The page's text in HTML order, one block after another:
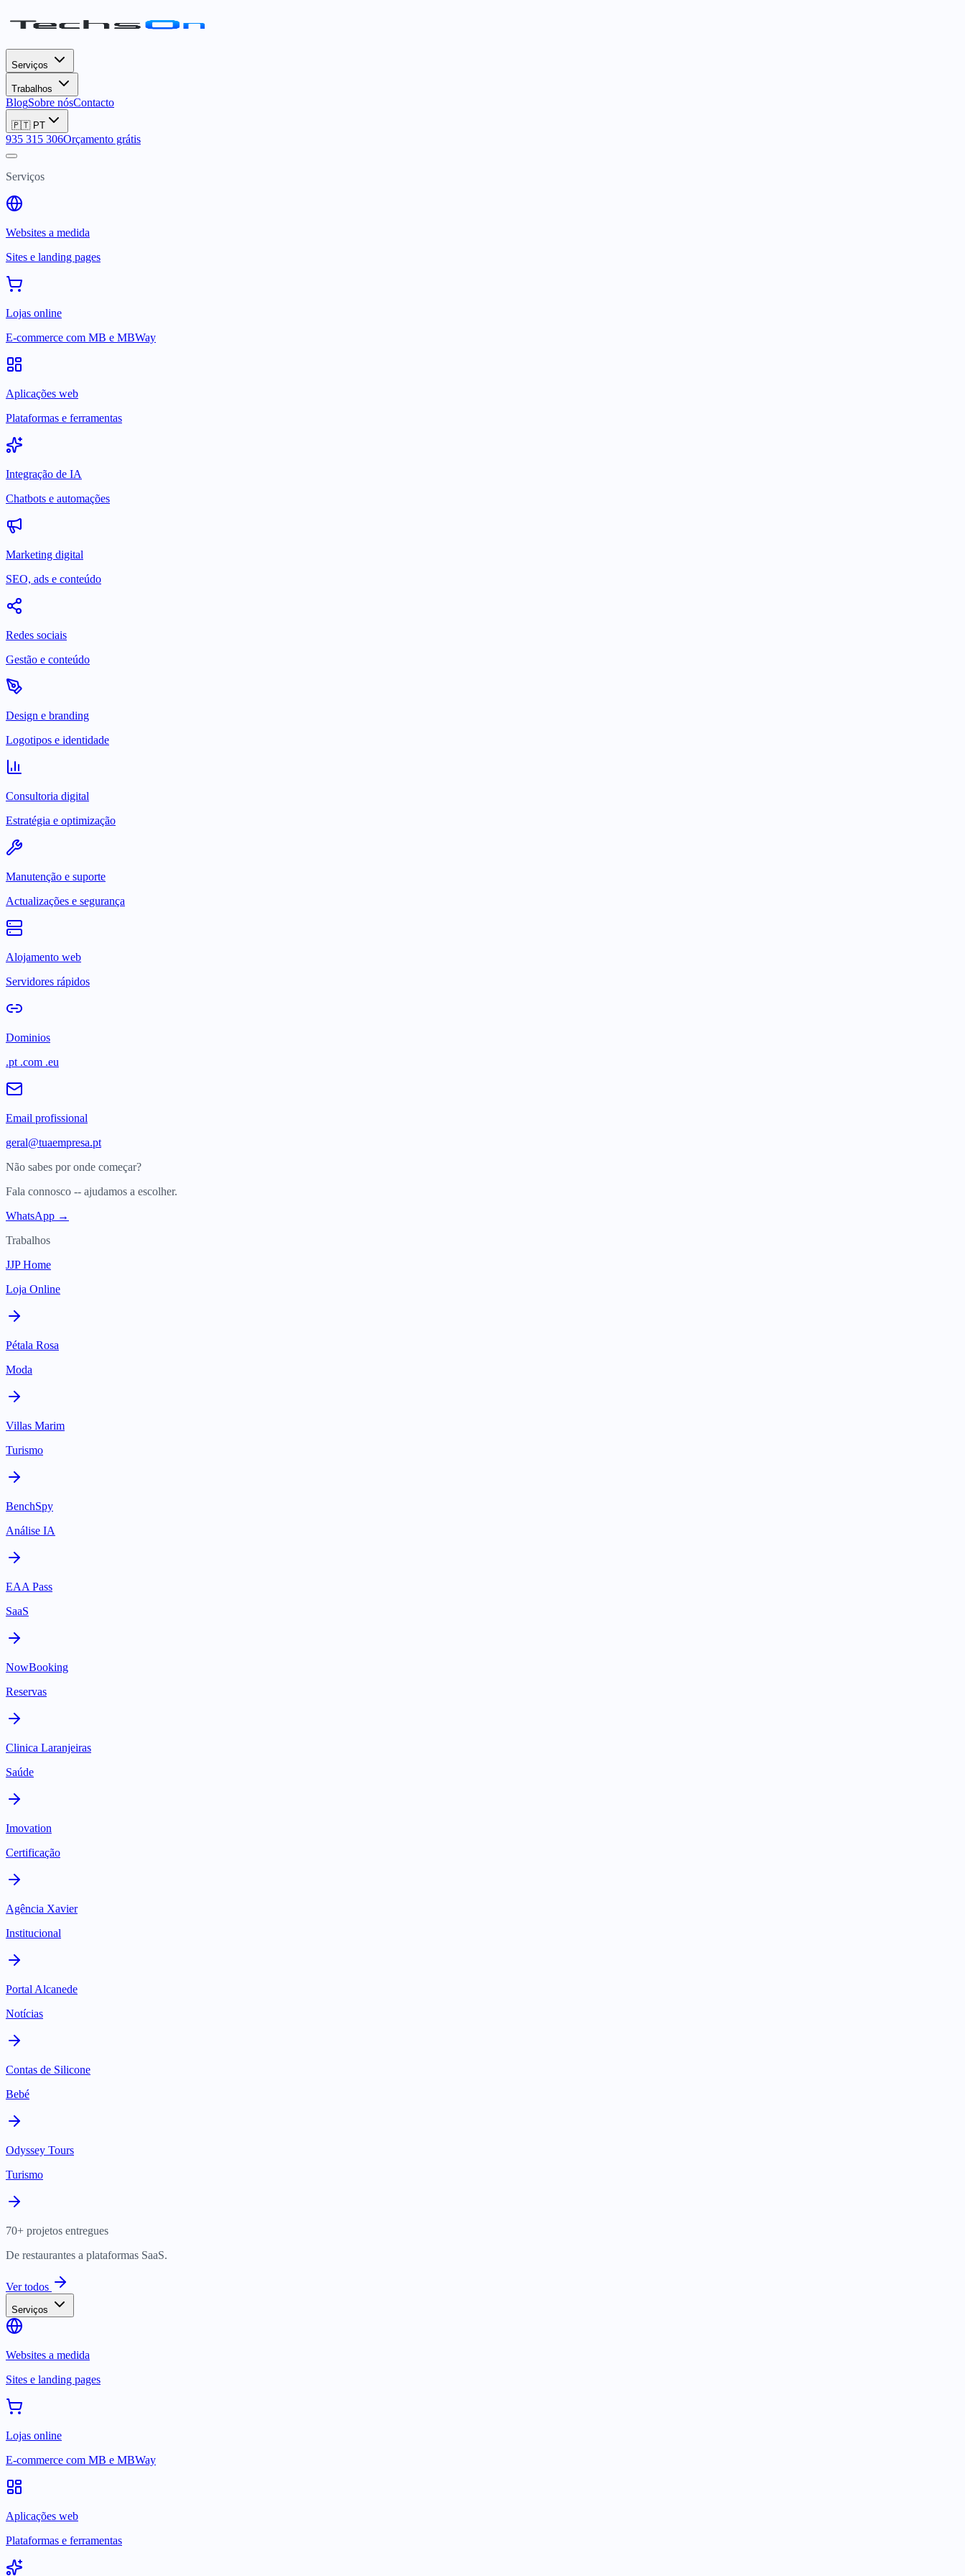
Serviços
Trabalhos
BlogSobre nósContacto
🇵🇹 PT
935 315 306Orçamento grátis
Serviços
Websites a medida
Sites e landing pages
Lojas online
E-commerce com MB e MBWay
Aplicações web
Plataformas e ferramentas
Integração de IA
Chatbots e automações
Marketing digital
SEO, ads e conteúdo
Redes sociais
Gestão e conteúdo
Design e branding
Logotipos e identidade
Consultoria digital
Estratégia e optimização
Manutenção e suporte
Actualizações e segurança
Alojamento web
Servidores rápidos
Dominios
.pt .com .eu
Email profissional
geral@tuaempresa.pt
Não sabes por onde começar?
Fala connosco -- ajudamos a escolher.
WhatsApp →
Trabalhos
JJP Home
Loja Online
Pétala Rosa
Moda
Villas Marim
Turismo
BenchSpy
Análise IA
EAA Pass
SaaS
NowBooking
Reservas
Clinica Laranjeiras
Saúde
Imovation
Certificação
Agência Xavier
Institucional
Portal Alcanede
Notícias
Contas de Silicone
Bebé
Odyssey Tours
Turismo
70+ projetos entregues
De restaurantes a plataformas SaaS.
Ver todos
Serviços
Websites a medida
Sites e landing pages
Lojas online
E-commerce com MB e MBWay
Aplicações web
Plataformas e ferramentas